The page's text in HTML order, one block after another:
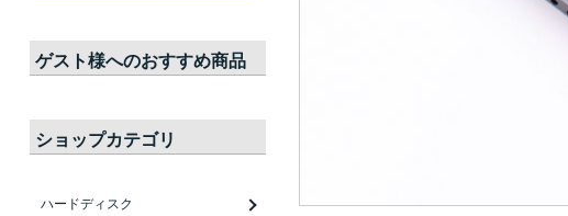
ゲスト様へのおすすめ商品
ショップカテゴリ
ハードディスク